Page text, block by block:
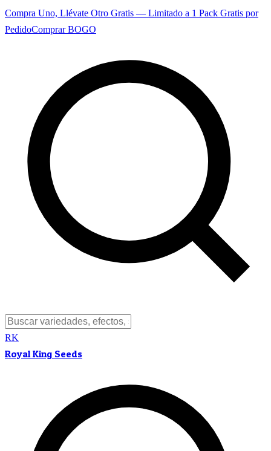
Compra Uno, Llévate Otro Gratis — Limitado a 1 Pack Gratis por
PedidoComprar BOGO
RK
Royal King Seeds